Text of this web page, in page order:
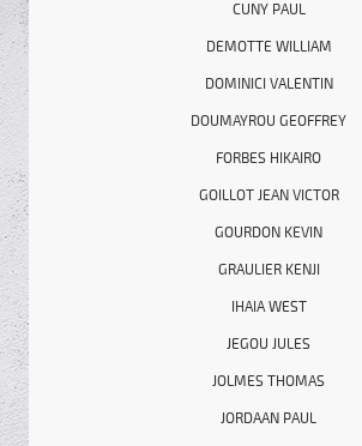
CUNY PAUL
DEMOTTE WILLIAM
DOMINICI VALENTIN
DOUMAYROU GEOFFREY
FORBES HIKAIRO
GOILLOT JEAN VICTOR
GOURDON KEVIN
GRAULIER KENJI
IHAIA WEST
JEGOU JULES
JOLMES THOMAS
JORDAAN PAUL